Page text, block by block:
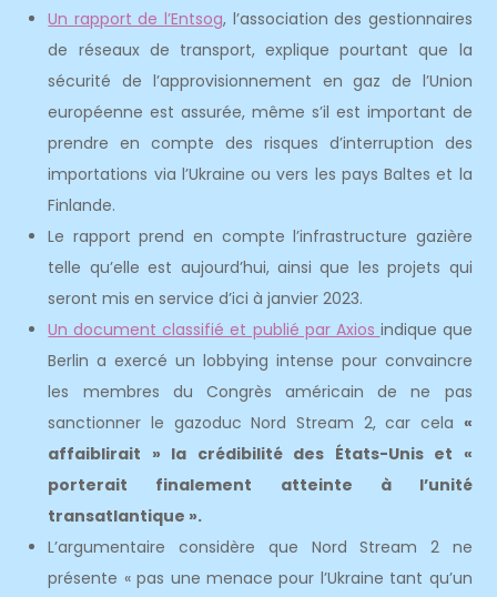
Un rapport de l’Entsog, l’association des gestionnaires
de réseaux de transport, explique pourtant que la
sécurité de l’approvisionnement en gaz de l’Union
européenne est assurée, même s’il est important de
prendre en compte des risques d’interruption des
importations via l’Ukraine ou vers les pays Baltes et la
Finlande.
Le rapport prend en compte l’infrastructure gazière
telle qu’elle est aujourd’hui, ainsi que les projets qui
seront mis en service d’ici à janvier 2023.
Un document classifié et publié par Axios indique que
Berlin a exercé un lobbying intense pour convaincre
les membres du Congrès américain de ne pas
sanctionner le gazoduc Nord Stream 2, car cela «
affaiblirait » la crédibilité des États-Unis et «
porterait finalement atteinte à l’unité
transatlantique ».
L’argumentaire considère que Nord Stream 2 ne
présente « pas une menace pour l’Ukraine tant qu’un